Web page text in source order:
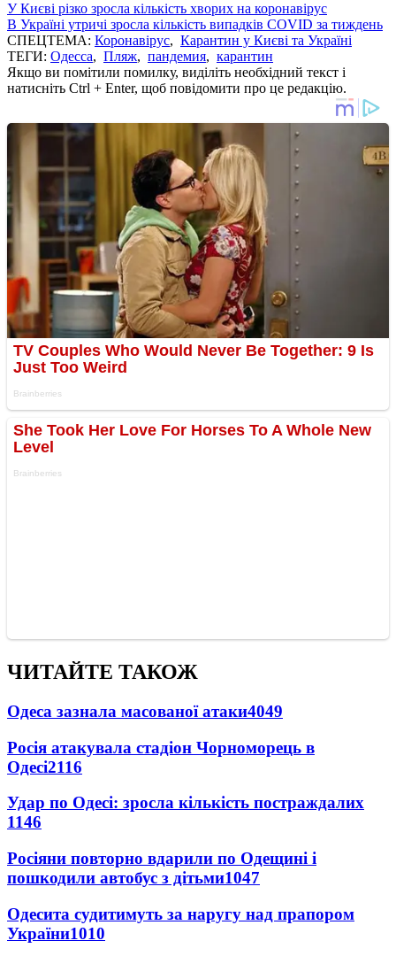
У Києві різко зросла кількість хворих на коронавірус
В Україні утричі зросла кількість випадків COVID за тиждень
СПЕЦТЕМА: Коронавірус, Карантин у Києві та Україні
ТЕГИ: Одесса, Пляж, пандемия, карантин
Якщо ви помітили помилку, виділіть необхідний текст і
натисніть Ctrl + Enter, щоб повідомити про це редакцію.
ЧИТАЙТЕ ТАКОЖ
Одеса зазнала масованої атаки4049
Росія атакувала стадіон Чорноморець в
Одесі2116
Удар по Одесі: зросла кількість постраждалих
1146
Росіяни повторно вдарили по Одещині і
пошкодили автобус з дітьми1047
Одесита судитимуть за наругу над прапором
України1010